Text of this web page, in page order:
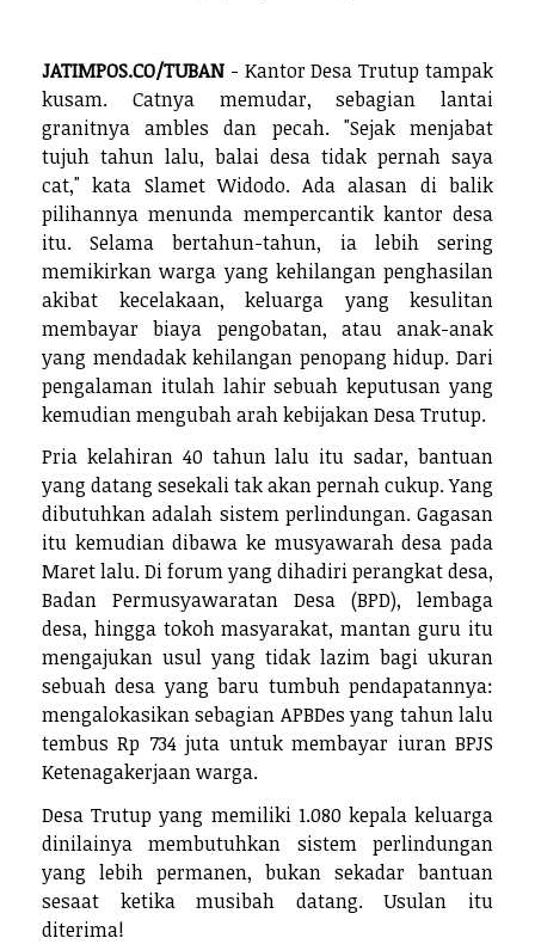
JATIMPOS.CO/TUBAN - Kantor Desa Trutup tampak
kusam. Catnya memudar, sebagian lantai
granitnya ambles dan pecah. "Sejak menjabat
tujuh tahun lalu, balai desa tidak pernah saya
cat," kata Slamet Widodo. Ada alasan di balik
pilihannya menunda mempercantik kantor desa
itu. Selama bertahun-tahun, ia lebih sering
memikirkan warga yang kehilangan penghasilan
akibat kecelakaan, keluarga yang kesulitan
membayar biaya pengobatan, atau anak-anak
yang mendadak kehilangan penopang hidup. Dari
pengalaman itulah lahir sebuah keputusan yang
kemudian mengubah arah kebijakan Desa Trutup.
Pria kelahiran 40 tahun lalu itu sadar, bantuan
yang datang sesekali tak akan pernah cukup. Yang
dibutuhkan adalah sistem perlindungan. Gagasan
itu kemudian dibawa ke musyawarah desa pada
Maret lalu. Di forum yang dihadiri perangkat desa,
Badan Permusyawaratan Desa (BPD), lembaga
desa, hingga tokoh masyarakat, mantan guru itu
mengajukan usul yang tidak lazim bagi ukuran
sebuah desa yang baru tumbuh pendapatannya:
mengalokasikan sebagian APBDes yang tahun lalu
tembus Rp 734 juta untuk membayar iuran BPJS
Ketenagakerjaan warga.
Desa Trutup yang memiliki 1.080 kepala keluarga
dinilainya membutuhkan sistem perlindungan
yang lebih permanen, bukan sekadar bantuan
sesaat ketika musibah datang. Usulan itu
diterima!